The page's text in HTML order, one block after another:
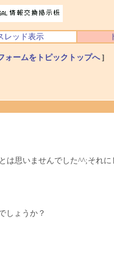
レッド表示
ォームをトピックトップへ]
思いませんでした^^;それ
しょうか？